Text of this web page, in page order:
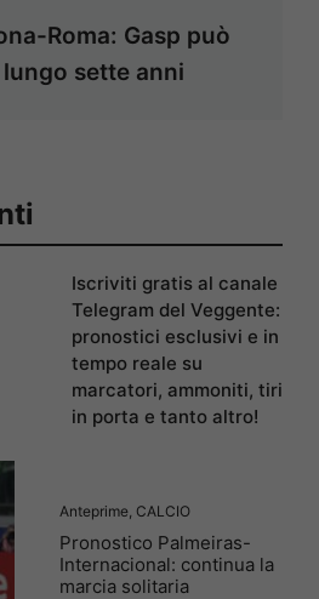
Roma: Gasp può
sette anni
Iscriviti gratis al canale
Telegram del Veggente:
pronostici esclusivi e in
tempo reale su
marcatori, ammoniti, tiri
in porta e tanto altro!
Anteprime CALCIO
Pronostico Palmeiras-
Internacional: continua la
marcia solitaria